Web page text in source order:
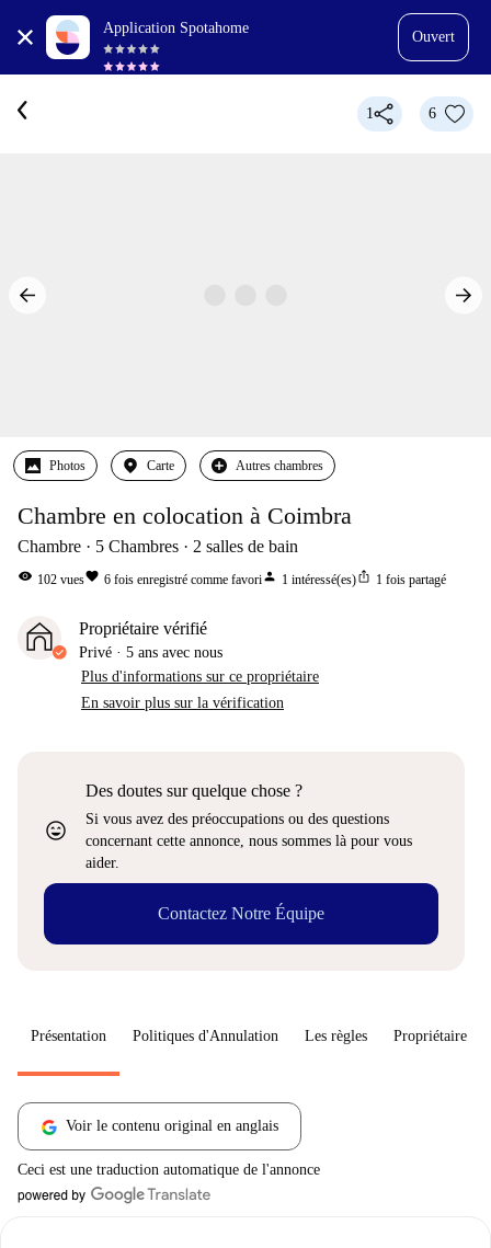
Application Spotahome
Ouvert
1 6
Photos Carte Autres chambres
Chambre en colocation à Coimbra
Chambre 5 Chambres 2 salles de bain
visibility 102 vuesfavorite 6 fois enregistré comme favoriperson 1 intéressé(es)ios_share 1 fois partagé
Propriétaire vérifié
Privé · 5 ans avec nous
Plus d'informations sur ce propriétaire
En savoir plus sur la vérification
sentiment_very_satisfied
Des doutes sur quelque chose ?
Si vous avez des préoccupations ou des questions
concernant cette annonce, nous sommes là pour vous
aider.
Contactez Notre Équipe
Présentation Politiques d'Annulation Les règles Propriétaire
Voir le contenu original en anglais
Ceci est une traduction automatique de l'annonce